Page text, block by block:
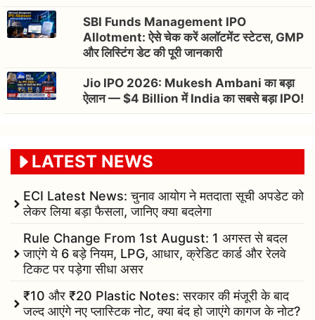
SBI Funds Management IPO
Allotment: ऐसे चेक करें अलॉटमेंट स्टेटस, GMP
और लिस्टिंग डेट की पूरी जानकारी
Jio IPO 2026: Mukesh Ambani का बड़ा
ऐलान — $4 Billion में India का सबसे बड़ा IPO!
LATEST NEWS
ECI Latest News: चुनाव आयोग ने मतदाता सूची अपडेट को
लेकर लिया बड़ा फैसला, जानिए क्या बदलेगा
Rule Change From 1st August: 1 अगस्त से बदल
जाएंगे ये 6 बड़े नियम, LPG, आधार, क्रेडिट कार्ड और रेलवे
टिकट पर पड़ेगा सीधा असर
₹10 और ₹20 Plastic Notes: सरकार की मंजूरी के बाद
जल्द आएंगे नए प्लास्टिक नोट, क्या बंद हो जाएंगे कागज के नोट?